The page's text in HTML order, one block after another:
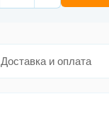
Доставка и оплата